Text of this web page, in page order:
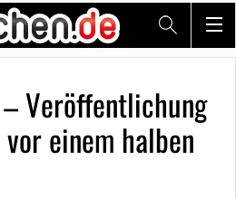
Veröffentlichung
einem halben